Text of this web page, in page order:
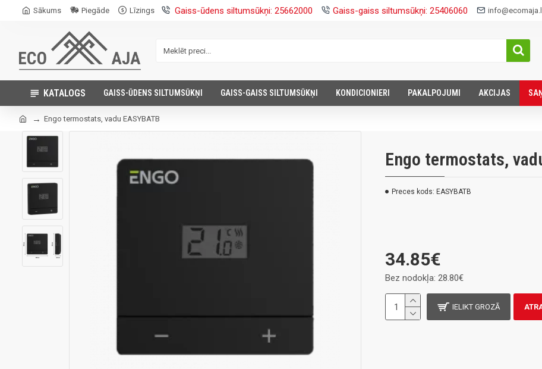
Sākums Piegāde Līzings Gaiss-ūdens siltumsūkņi: 25662000 Gaiss-gaiss siltumsūkņi: 25406060
KATALOGS GAISS-ŪDENS SILTUMSŪKŅI GAISS-GAISS SILTUMSŪKŅI KONDICIONIERI PAKALPOJUMI AKCIJAS
Engo termostats, vadu EASYBATB
Engo termostats,
Preces kods: EASYBATB
34.85€
Bez nodokļa: 28.80€
IELIKT GROZĀ